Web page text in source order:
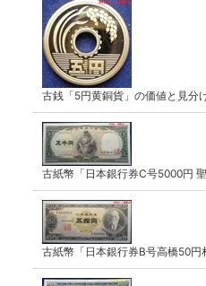
古銭「5円黄銅貨」の価値と見分
古紙幣「日本銀行券C号5000円
古紙幣「日本銀行券B号高橋50円